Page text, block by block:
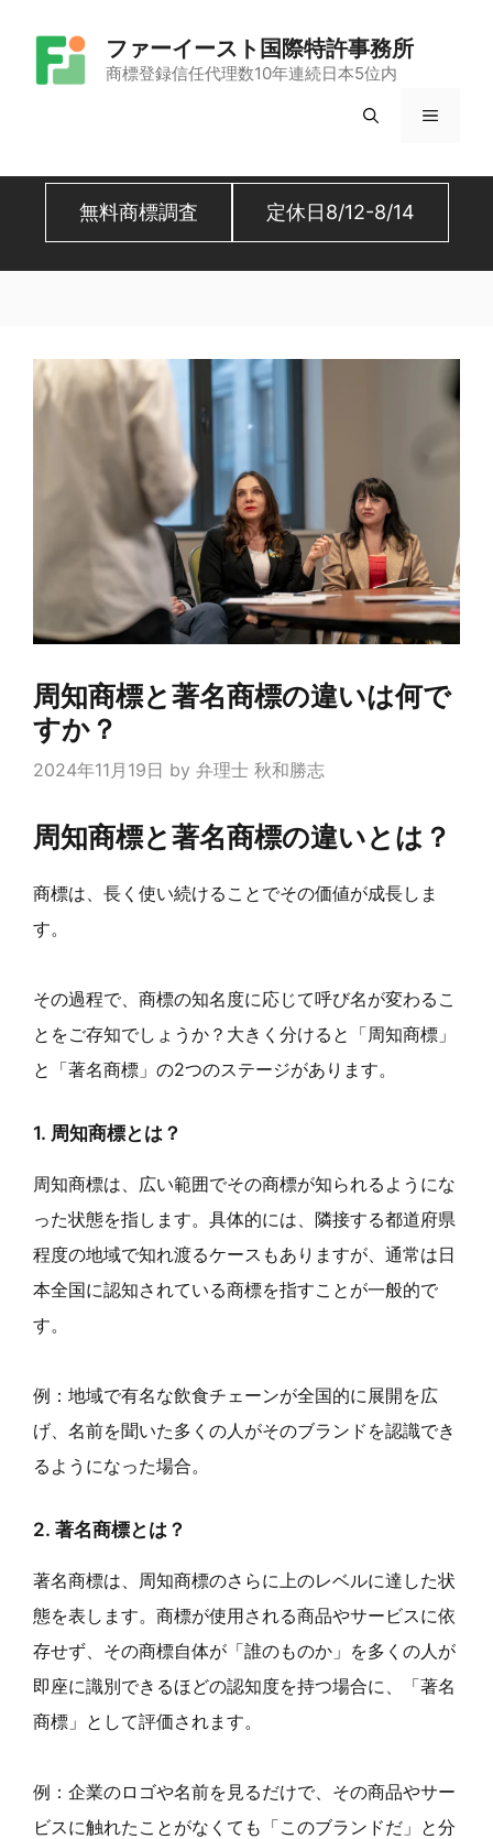
ファーイースト国際特許事務所
商標登録信任代理数10年連続日本5位内
メ
無料商標調査 定休日8/12-8/14
周知商標と著名商標の違いは何で
すか？
2024年11月19日 by 弁理士 秋和勝志
周知商標と著名商標の違いとは？
商標は、長く使い続けることでその価値が成長しま
す。
その過程で、商標の知名度に応じて呼び名が変わるこ
とをご存知でしょうか？大きく分けると「周知商標」
と「著名商標」の2つのステージがあります。
1. 周知商標とは？
周知商標は、広い範囲でその商標が知られるようにな
った状態を指します。具体的には、隣接する都道府県
程度の地域で知れ渡るケースもありますが、通常は日
本全国に認知されている商標を指すことが一般的で
す。
例：地域で有名な飲食チェーンが全国的に展開を広
げ、名前を聞いた多くの人がそのブランドを認識でき
るようになった場合。
2. 著名商標とは？
著名商標は、周知商標のさらに上のレベルに達した状
態を表します。商標が使用される商品やサービスに依
存せず、その商標自体が「誰のものか」を多くの人が
即座に識別できるほどの認知度を持つ場合に、「著名
商標」として評価されます。
例：企業のロゴや名前を見るだけで、その商品やサー
ビスに触れたことがなくても「このブランドだ」と分